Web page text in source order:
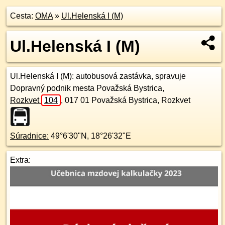
Cesta: OMA» Ul.Helenská I (M)
Ul.Helenská I (M)
Ul.Helenská I (M): autobusová zastávka, spravuje
Dopravný podnik mesta Považská Bystrica,
Rozkvet 104 , 017 01 Považská Bystrica, Rozkvet
Súradnice: 49°6'30"N , 18°26'32"E
Extra: